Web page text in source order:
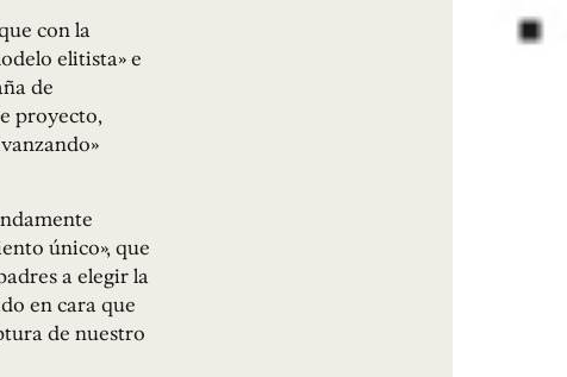
con la
elitista» e
de
proyecto,
único», que
a elegir la
en cara que
de nuestro